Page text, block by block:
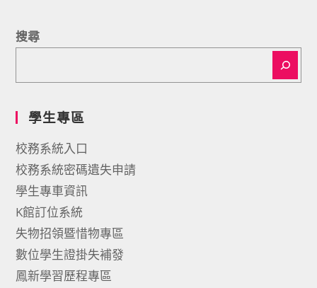
搜尋
學生專區
校務系統入口
校務系統密碼遺失申請
學生專車資訊
K館訂位系統
失物招領暨惜物專區
數位學生證掛失補發
鳳新學習歷程專區